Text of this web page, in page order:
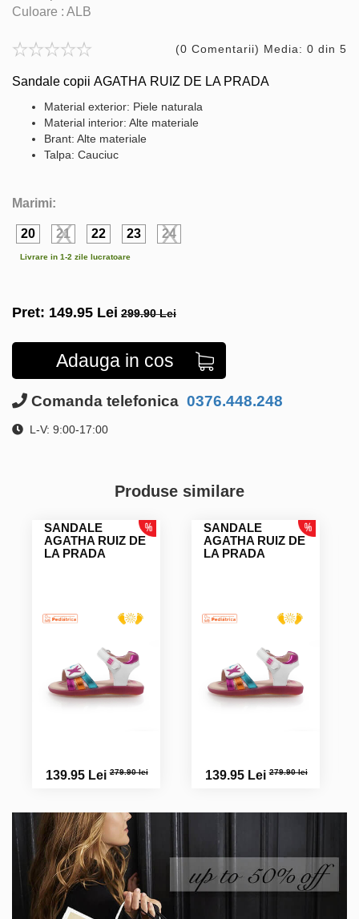
Culoare : ALB
(0 Comentarii) Media: 0 din 5
Sandale copii AGATHA RUIZ DE LA PRADA
Material exterior: Piele naturala
Material interior: Alte materiale
Brant: Alte materiale
Talpa: Cauciuc
Marimi:
20 21 22 23 24
Livrare in 1-2 zile lucratoare
Pret: 149.95 Lei 299.90 Lei
Adauga in cos
Comanda telefonica 0376.448.248
L-V: 9:00-17:00
Produse similare
SANDALE
AGATHA RUIZ DE
LA PRADA
139.95 Lei279.90 lei
SANDALE
AGATHA RUIZ DE
LA PRADA
139.95 Lei279.90 lei